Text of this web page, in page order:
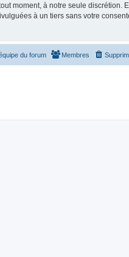
moment, à notre seule discrétion.
à un tiers sans votre
Membres
du forum